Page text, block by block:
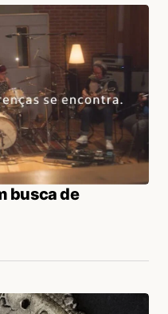
busca de